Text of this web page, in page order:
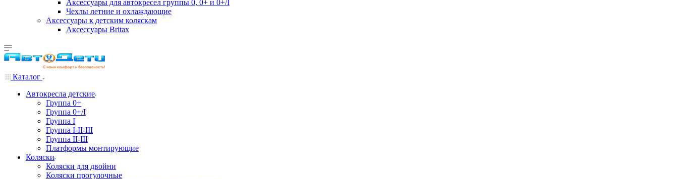
Аксессуары для автокресел группы 0, 0+ и 0+/I
Чехлы летние и охлаждающие
Аксессуары к детским коляскам
Аксессуары Britax
Каталог
Автокресла детские
Группа 0+
Группа 0+/I
Группа I
Группа I-II-III
Группа II-III
Платформы монтирующие
Коляски
Коляски для двойни
Коляски прогулочные